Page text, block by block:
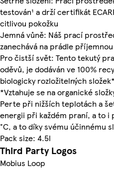
testován¹ a drží certifikát
citlivou pokožku
Jemná vůně: Náš prací
zanechává na prádle
Pro čistší svět: Tento tekutý
oděvů, je dodáván ve 100%
biologicky rozložitelných složek*
*Vztahuje se na organické
Perte při nižších teplotách a
energii při každém praní, a to
°C, a to díky svému účinnému
Pack size: 4.5l
Third Party Logos
Mobius Loop